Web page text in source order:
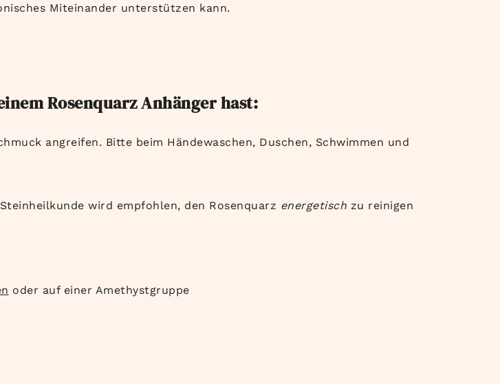
Miteinander unterstützen kann.
Rosenquarz Anhänger hast:
angreifen. Bitte beim Händewaschen, Duschen, Schwimmen und
wird empfohlen, den Rosenquarz energetisch zu reinigen
oder auf einer Amethystgruppe